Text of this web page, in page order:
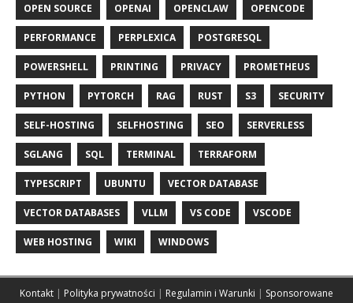
OPEN SOURCE OPENAI OPENCLAW OPENCODE
PERFORMANCE PERPLEXICA POSTGRESQL
POWERSHELL PRINTING PRIVACY PROMETHEUS
PYTHON PYTORCH RAG RUST S3 SECURITY
SELF-HOSTING SELFHOSTING SEO SERVERLESS
SGLANG SQL TERMINAL TERRAFORM
TYPESCRIPT UBUNTU VECTOR DATABASE
VECTOR DATABASES VLLM VS CODE VSCODE
WEB HOSTING WIKI WINDOWS
Kontakt | Polityka prywatności | Regulamin i Warunki | Sponsorowane